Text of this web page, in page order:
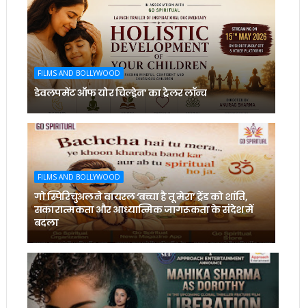
FILMS AND BOLLYWOOD
डेवलपमेंट ऑफ योर चिल्ड्रेन’ का ट्रेलर लॉन्च
FILMS AND BOLLYWOOD
गो स्पिरिचुअल ने वायरल ‘बच्चा है तू मेरा’ ट्रेंड को शांति,
सकारात्मकता और आध्यात्मिक जागरूकता के संदेश में
बदला